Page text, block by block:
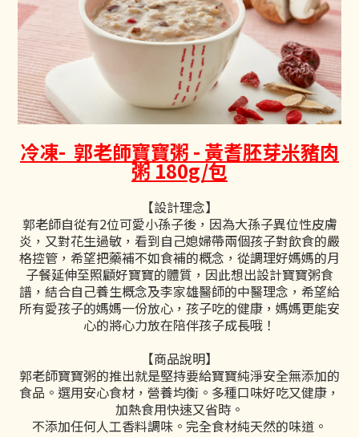
冷凍- 郭老師寶寶粥 - 黃耆胚芽米豬肉
粥 180g/包
【設計理念】
郭老師自從有2位可愛小孫子後，因為大孫子異位性皮膚
炎，又對花生過敏，看到自己媳婦帶兩個孩子對飲食的嚴
格控管，希望把藥補不如食補的概念，從調理好媽媽的月
子餐延伸至照顧好寶寶的體質，因此想出設計寶寶粥食
譜，結合自己養生概念及李家雄醫師的中醫理念，希望給
所有愛孩子的媽媽一份放心，孩子吃的健康，媽媽更能安
心的將心力放在陪伴孩子成長哦！
【商品說明】
郭老師寶寶粥的推出就是堅持要給寶寶純淨安全無添加的
食品。選用安心食材，營養均衡。多種口味好吃又健康，
加熱食用快速又省時。
不添加任何人工香料調味。完全食材純天然的味道。